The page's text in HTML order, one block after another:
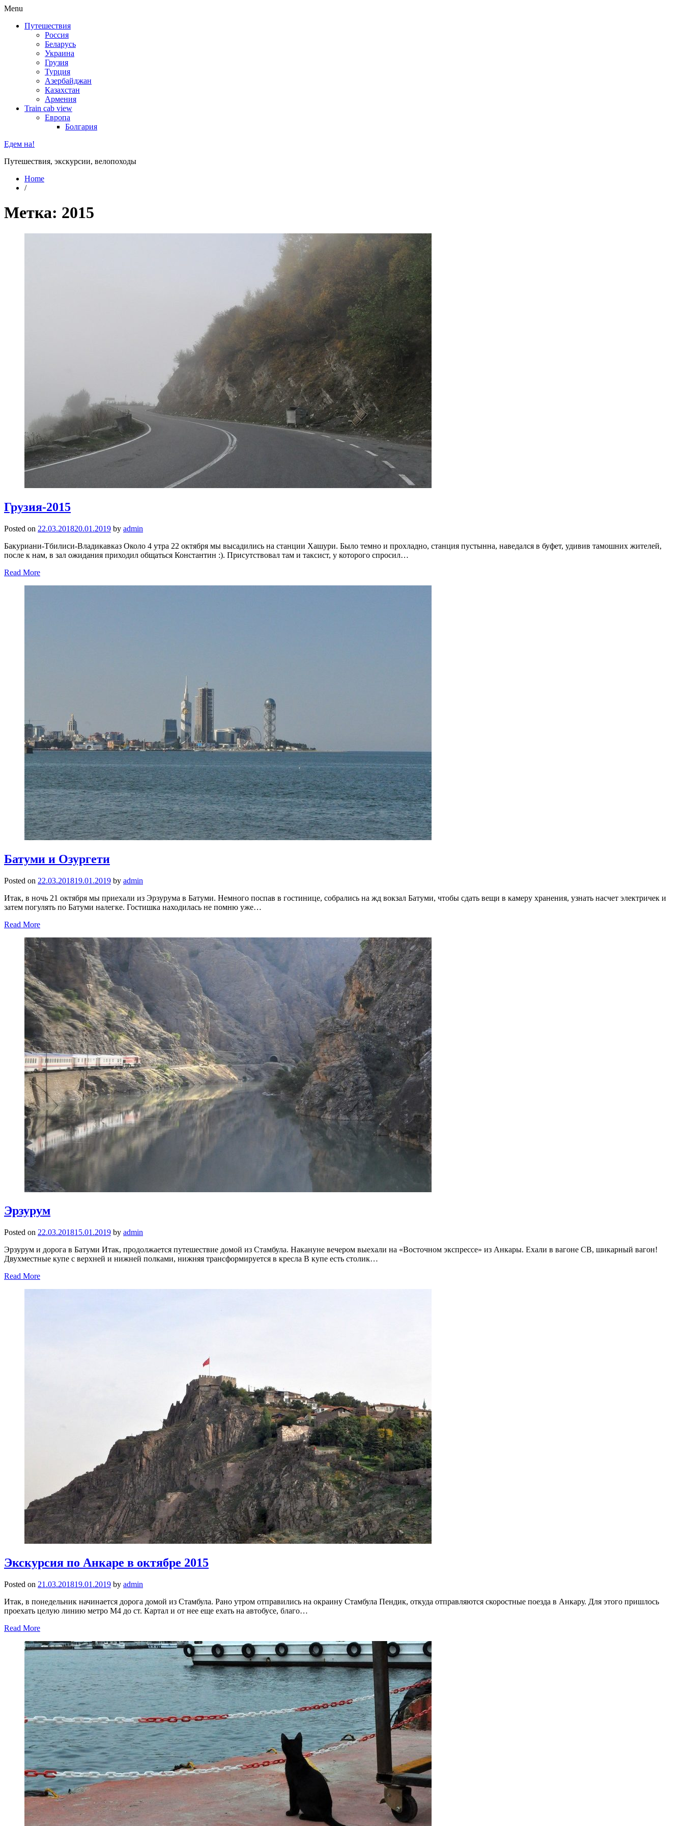
Menu
Путешествия
Россия
Беларусь
Украина
Грузия
Турция
Азербайджан
Казахстан
Армения
Train cab view
Европа
Болгария
Едем на!
Путешествия, экскурсии, велопоходы
Home
/
Метка: 2015
Грузия-2015
Posted on 22.03.201820.01.2019 by admin
Бакуриани-Тбилиси-Владикавказ Около 4 утра 22 октября мы высадились на станции Хашури. Было темно и прохладно, станция пустынна, наведался в буфет, удивив тамошних жителей,
после к нам, в зал ожидания приходил общаться Константин :). Присутствовал там и таксист, у которого спросил…
Read More
Батуми и Озургети
Posted on 22.03.201819.01.2019 by admin
Итак, в ночь 21 октября мы приехали из Эрзурума в Батуми. Немного поспав в гостинице, собрались на жд вокзал Батуми, чтобы сдать вещи в камеру хранения, узнать насчет электричек и
затем погулять по Батуми налегке. Гостишка находилась не помню уже…
Read More
Эрзурум
Posted on 22.03.201815.01.2019 by admin
Эрзурум и дорога в Батуми Итак, продолжается путешествие домой из Стамбула. Накануне вечером выехали на «Восточном экспрессе» из Анкары. Ехали в вагоне СВ, шикарный вагон!
Двухместные купе с верхней и нижней полками, нижняя трансформируется в кресла В купе есть столик…
Read More
Экскурсия по Анкаре в октябре 2015
Posted on 21.03.201819.01.2019 by admin
Итак, в понедельник начинается дорога домой из Стамбула. Рано утром отправились на окраину Стамбула Пендик, откуда отправляются скоростные поезда в Анкару. Для этого пришлось
проехать целую линию метро М4 до ст. Картал и от нее еще ехать на автобусе, благо…
Read More